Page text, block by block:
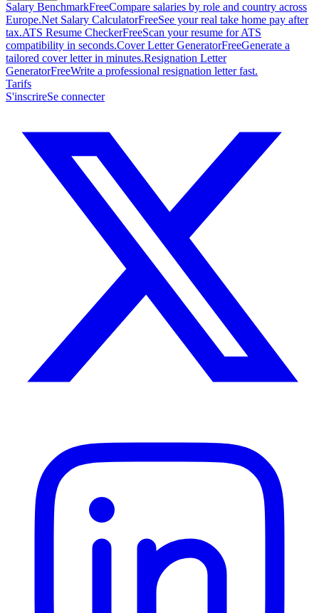
Salary BenchmarkFreeCompare salaries by role and country across
Europe.Net Salary CalculatorFreeSee your real take home pay after
tax.ATS Resume CheckerFreeScan your resume for ATS
compatibility in seconds.Cover Letter GeneratorFreeGenerate a
tailored cover letter in minutes.Resignation Letter
GeneratorFreeWrite a professional resignation letter fast.
Tarifs
S'inscrireSe connecter